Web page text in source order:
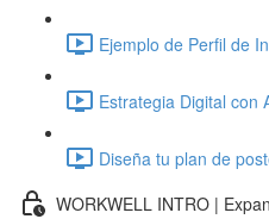
Ejemplo de Perfil de
Estrategia Digital con
Diseña tu plan de
WORKWELL INTRO |